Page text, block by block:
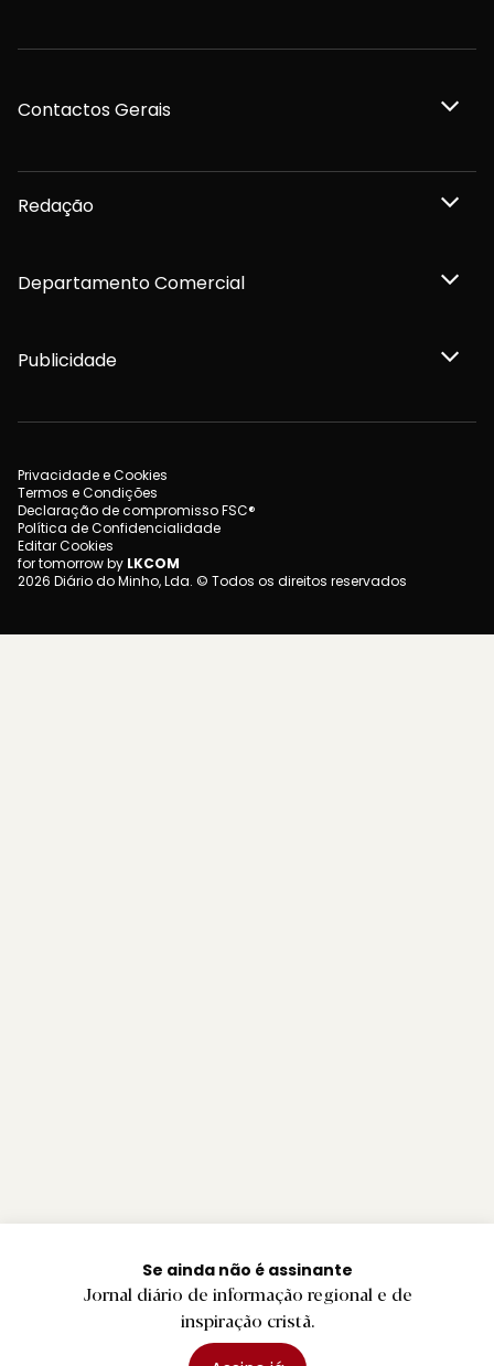
Se ainda não é assinante
Jornal diário de informação regional e de
inspiração cristã.
Contactos Gerais
Redação
Departamento Comercial
Publicidade
Privacidade e Cookies
Termos e Condições
Declaração de compromisso FSC®
Política de Confidencialidade
Editar Cookies
for tomorrow by LKCOM
2026 Diário do Minho, Lda. © Todos os direitos reservados